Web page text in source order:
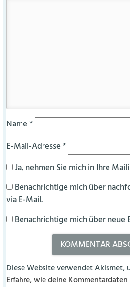
Name*
E-Mail-Adresse*
Ja, nehmen Sie mich in Ihre
Benachrichtige mich über
via E-Mail.
Benachrichtige mich über neue
Diese Website verwendet Akismet,
Erfahre, wie deine